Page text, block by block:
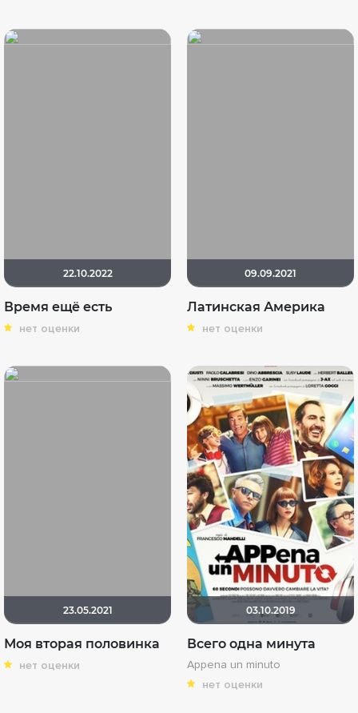
22.10.2022
Время ещё есть
нет оценки
09.09.2021
Латинская Америка
нет оценки
23.05.2021
Моя вторая половинка
нет оценки
03.10.2019
Всего одна минута
Appena un minuto
нет оценки